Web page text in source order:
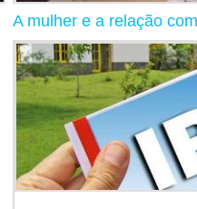
A mulher e a relação